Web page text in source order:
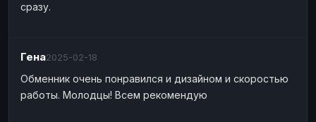
сразу.
Гена2025-02-18
Обменник очень понравился и дизайном и скоростью
работы. Молодцы! Всем рекомендую